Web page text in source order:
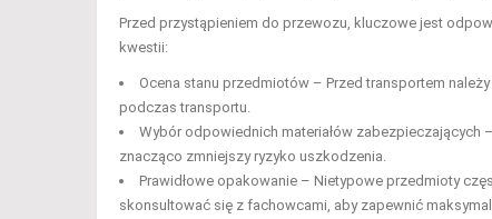
Przed przystąpieniem do przewozu, kluczowe jest
kwestii:
Ocena stanu przedmiotów – Przed transportem
podczas transportu.
Wybór odpowiednich materiałów
znacząco zmniejszy ryzyko uszkodzenia.
Prawidłowe opakowanie – Nietypowe przedmioty
skonsultować się z fachowcami, aby zapewnić